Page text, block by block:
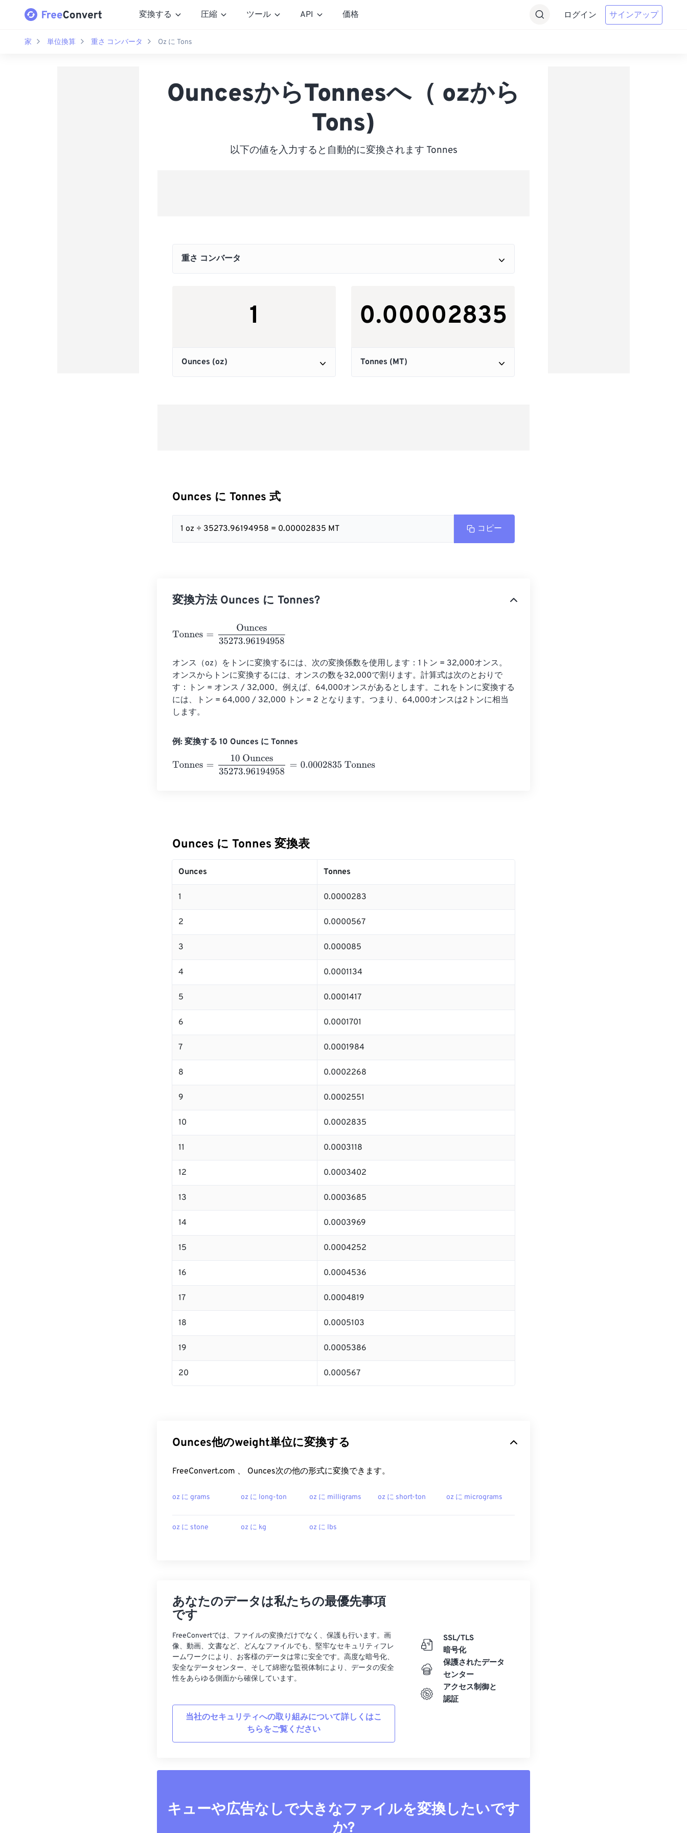
変換する 圧縮 ツール API 価格 ログイン サインアップ
家 単位換算 重さ コンバータ Oz に Tons
OuncesからTonnesへ（ ozから
Tons)
以下の値を入力すると自動的に変換されます Tonnes
Ounces に Tonnes 式
1 oz ÷ 35273.96194958 = 0.00002835 MT コピー
変換方法 Ounces に Tonnes?
Tonnes 35273.96194958
オンス（oz）をトンに変換するには、次の変換係数を使用します：1トン = 32,000オンス。
オンスからトンに変換するには、オンスの数を32,000で割ります。計算式は次のとおりで
す：トン = オンス / 32,000。例えば、64,000オンスがあるとします。これをトンに変換する
には、トン = 64,000 / 32,000 トン = 2 となります。つまり、64,000オンスは2トンに相当
します。
例: 変換する 10 Ounces に Tonnes
Tonnes
10 Ounces 35273.96194958 = 0.0002835
Ounces に Tonnes 変換表
Ounces Tonnes
1 0.0000283
2 0.0000567
3 0.000085
4 0.0001134
5 0.0001417
6 0.0001701
7 0.0001984
8 0.0002268
9 0.0002551
10 0.0002835
11 0.0003118
12 0.0003402
13 0.0003685
14 0.0003969
15 0.0004252
16 0.0004536
17 0.0004819
18 0.0005103
19 0.0005386
20 0.000567
Ounces他のweight単位に変換する
FreeConvert.com 、 Ounces次の他の形式に変換できます。
oz に grams oz に long-ton oz に milligrams oz に short-ton oz に micrograms
oz に stone oz に kg oz に lbs
あなたのデータは私たちの最優先事項
です
FreeConvertでは、ファイルの変換だけでなく、保護も行います。画
像、動画、文書など、どんなファイルでも、堅牢なセキュリティフレ
ームワークにより、お客様のデータは常に安全です。高度な暗号化、
安全なデータセンター、そして綿密な監視体制により、データの安全
性をあらゆる側面から確保しています。
当社のセキュリティへの取り組みについて詳しくはこ
ちらをご覧ください
SSL/TLS
暗号化
保護されたデータ
センター
アクセス制御と
認証
キューや広告なしで大きなファイルを変換したいです
か?